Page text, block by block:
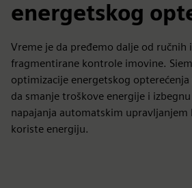
energetskog
Vreme je da pređemo dalje od ručnih
fragmentirane kontrole imovine.
optimizacije energetskog
da smanje troškove energije i
napajanja automatskim upravljanjem
koriste energiju.